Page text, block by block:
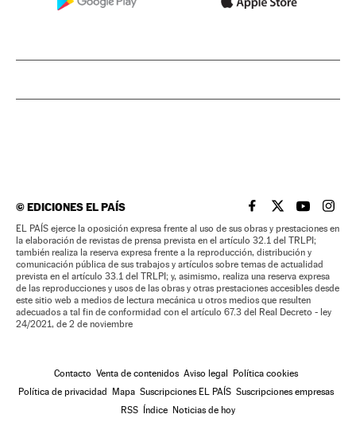
©EDICIONES EL PAÍS EL PAÍS BRASIL EN
EL PAÍSEL PAÍS
EL
EL PAÍS ejerce la oposición expresa frente al uso de sus obras y prestaciones en
la elaboración de revistas de prensa prevista en el artículo 32.1 del TRLPI;
también realiza la reserva expresa frente a la reproducción, distribución y
comunicación pública de sus trabajos y artículos sobre temas de actualidad
prevista en el artículo 33.1 del TRLPI; y, asimismo, realiza una reserva expresa
de las reproducciones y usos de las obras y otras prestaciones accesibles desde
este sitio web a medios de lectura mecánica u otros medios que resulten
adecuados a tal fin de conformidad con el artículo 67.3 del Real Decreto - ley
24/2021, de 2 de noviembre
Contacto Venta de contenidos Aviso legal
Política cookies
Política de privacidad
Mapa Suscripciones EL PAÍS Suscripciones empresas
RSS
Índice Noticias de hoy